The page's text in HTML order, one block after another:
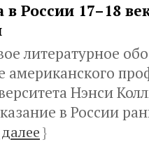
в России 17–18
литературное
американского
Нэнси
в России
}